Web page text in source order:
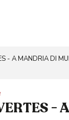
- A MANDRIA DI
-